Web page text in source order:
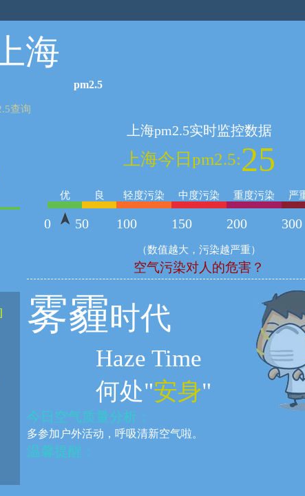
上海
pm2.5
查询
上海pm2.5实时监控数据
上海今日pm2.5:25
优 良 轻度污染 中度污染 重度污染 严
0 50 100 150 200 300
（数值越大，污染越严重）
空气污染对人的危害？
雾霾时代
Haze Time
何处"安身"
今日空气质量分析：
多参加户外活动，呼吸清新空气啦。
温馨提醒：